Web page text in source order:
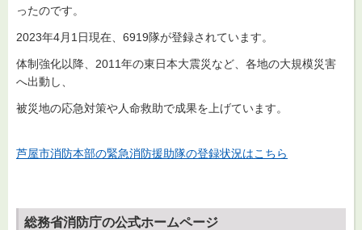
ったのです。
2023年4月1日現在、6919隊が登録されています。
体制強化以降、2011年の東日本大震災など、各地の大規模災害
へ出動し、
被災地の応急対策や人命救助で成果を上げています。
芦屋市消防本部の緊急消防援助隊の登録状況はこちら
総務省消防庁の公式ホームページ